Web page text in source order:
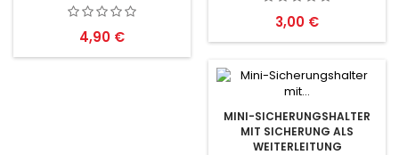
Preis
4,90 €
Preis
3,00 €
MINI-SICHERUNGSHALTER
MIT SICHERUNG ALS
WEITERLEITUNG